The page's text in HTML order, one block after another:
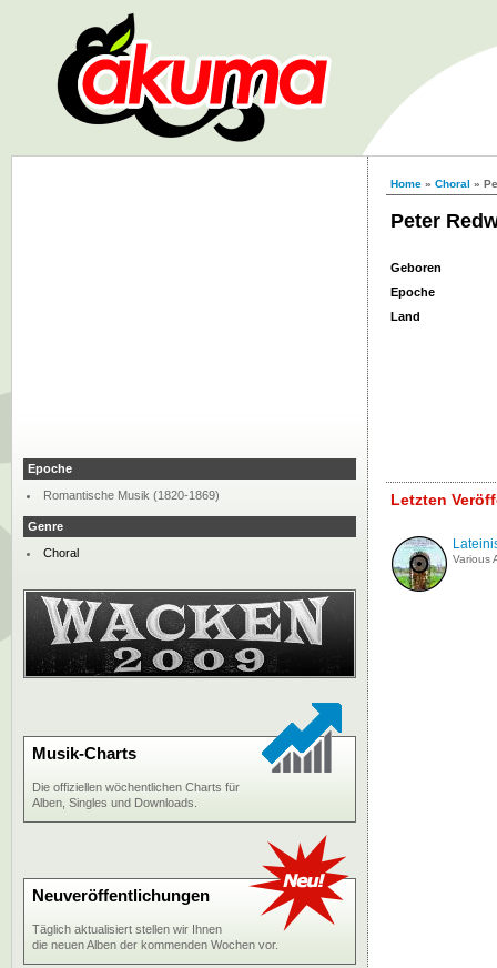
Home » Choral »
Peter
Geboren
Epoche
Land
Letzten
Various
Epoche
Romantische Musik (1820-1869)
Genre
Choral
Musik-Charts
Die offiziellen wöchentlichen Charts für
Alben, Singles und Downloads.
Neuveröffentlichungen
Täglich aktualisiert stellen wir Ihnen
die neuen Alben der kommenden Wochen vor.